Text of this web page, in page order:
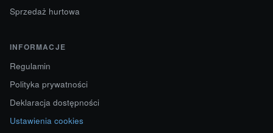
Sprzedaż hurtowa
INFORMACJE
Regulamin
Polityka prywatności
Deklaracja dostępności
Ustawienia cookies